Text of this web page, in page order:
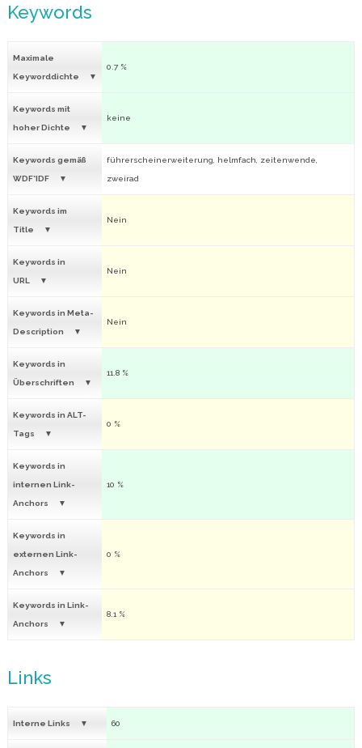
Keywords
Maximale
Keyworddichte
0.7 %
Keywords mit
hoher Dichte
keine
Keywords gemäß
WDF*IDF
führerscheinerweiterung, helmfach, zeitenwende,
zweirad
Keywords im
Title
Nein
Keywords in
URL
Nein
Keywords in Meta-
Description
Nein
Keywords in
Überschriften
11.8 %
Keywords in ALT-
Tags
0 %
Keywords in
internen Link-
Anchors
10 %
Keywords in
externen Link-
Anchors
0 %
Keywords in Link-
Anchors
8.1 %
Links
Interne Links 60